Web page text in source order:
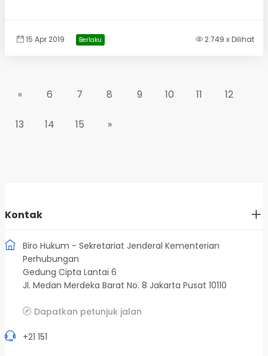
15 Apr 2019 Berlaku 2.749 x Dilihat
« 6 7 8 9 10 11 12
13 14 15 »
Kontak
Biro Hukum - Sekretariat Jenderal Kementerian
Perhubungan
Gedung Cipta Lantai 6
Jl. Medan Merdeka Barat No. 8 Jakarta Pusat 10110
Dapatkan petunjuk jalan
+21 151